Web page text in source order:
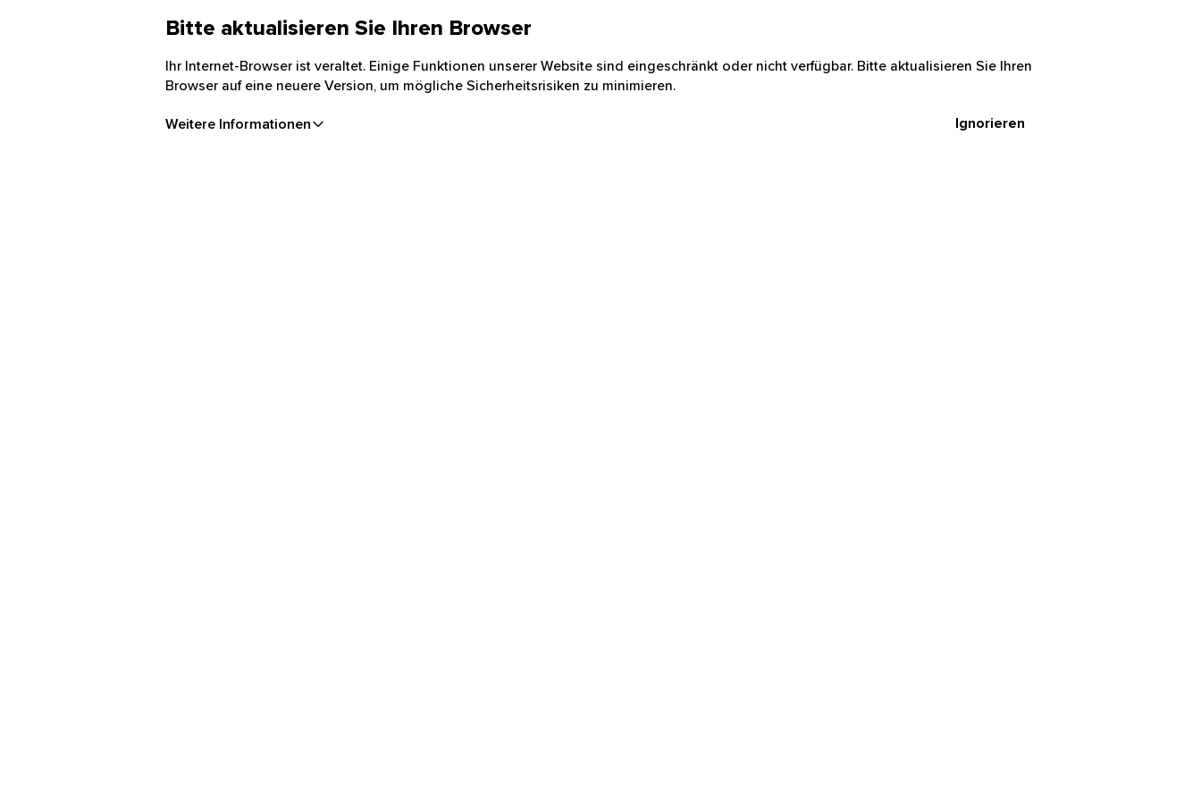
Bitte aktualisieren Sie Ihren Browser
Ihr Internet-Browser ist veraltet. Einige Funktionen unserer Website sind eingeschränkt oder nicht verfügbar. Bitte aktualisieren Sie Ihren
Browser auf eine neuere Version, um mögliche Sicherheitsrisiken zu minimieren.
Weitere Informationen Ignorieren